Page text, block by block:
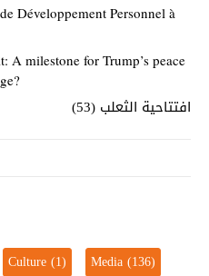
Développement Personnel à
A milestone for Trump’s peace
افتتاحية الثعلب (53)
Culture(1) Media(136)